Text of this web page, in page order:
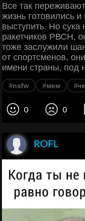
Все так
жизнь готовились
выступить. Но сука
ракетчиков РВСН,
тоже заслужили
от спортсменов,
имени страны, под
#nsfw #мем
0 0
ROFL